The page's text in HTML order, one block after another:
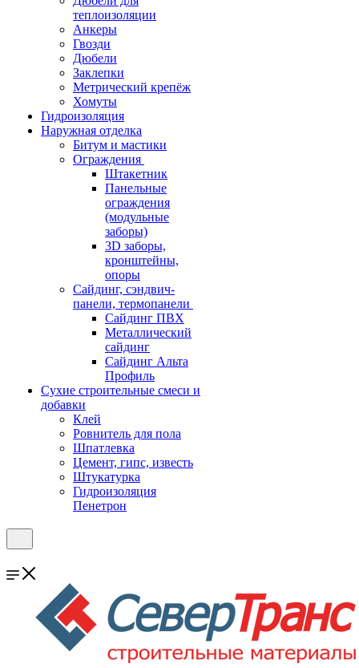
теплоизоляции
Анкеры
Гвозди
Дюбели
Заклепки
Метрический крепёж
Хомуты
Гидроизоляция
Наружная отделка
Битум и мастики
Ограждения
Штакетник
Панельные
ограждения
(модульные
заборы)
3D заборы,
кронштейны,
опоры
Cайдинг, сэндвич-
панели, термопанели
Сайдинг ПВХ
Металлический
сайдинг
Сайдинг Альта
Профиль
Сухие строительные смеси и
добавки
Клей
Ровнитель для пола
Шпатлевка
Цемент, гипс, известь
Штукатурка
Гидроизоляция
Пенетрон